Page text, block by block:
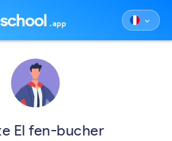
school .app keyboard_arrow_down
El fen-bucher